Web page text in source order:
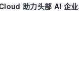
助力头部 AI 企